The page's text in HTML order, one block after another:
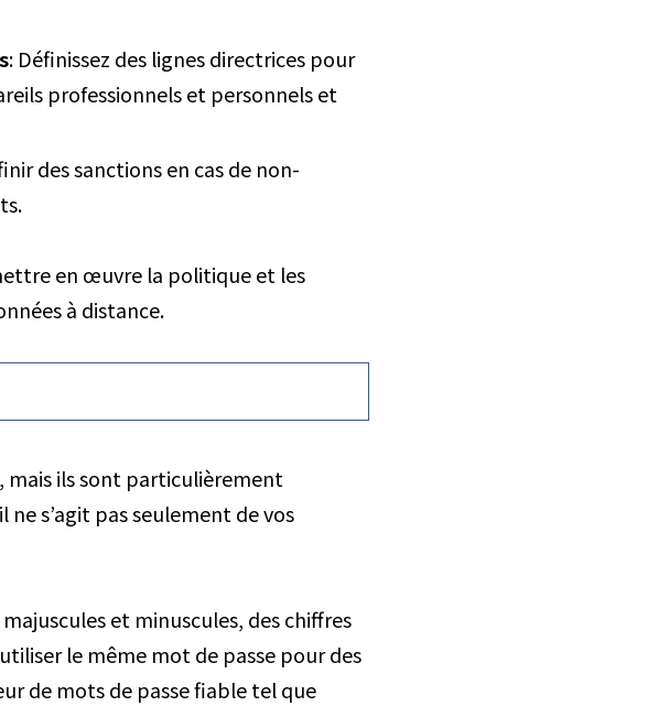
: Définissez des lignes directrices pour
professionnels et personnels et
des sanctions en cas de non-
en œuvre la politique et les
à distance.
mais ils sont particulièrement
s’agit pas seulement de vos
et minuscules, des chiffres
utiliser le même mot de passe pour des
de mots de passe fiable tel que